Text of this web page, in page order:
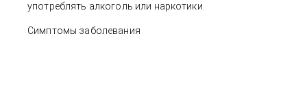
употреблять алкоголь или наркотики.
Симптомы заболевания